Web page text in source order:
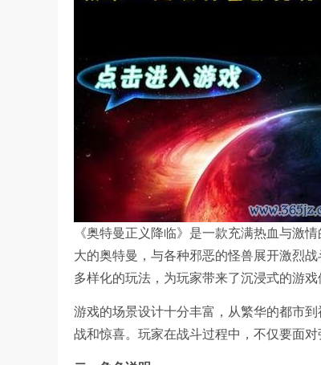
《奥特曼正义降临》是一款充满热血与激
大的奥特曼，与各种邪恶的怪兽展开激烈
多样化的玩法，为玩家带来了沉浸式的游戏
游戏的场景设计十分丰富，从繁华的都市
战和惊喜。玩家在战斗过程中，不仅要面